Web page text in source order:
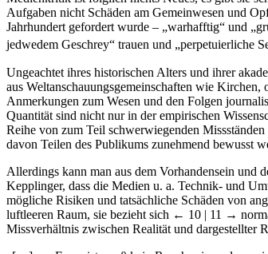
Aufgaben nicht Schäden am Gemeinwesen und
Jahrhundert gefordert wurde – „warhafftig“ und
jedwedem Geschrey“ trauen und „perpetuierliche
Ungeachtet ihres historischen Alters und ihrer
aus Weltanschauungsgemeinschaften wie
Anmerkungen zum Wesen und den Folgen
Quantität sind nicht nur in der empirischen
Reihe von zum Teil schwerwiegenden
davon Teilen des Publikums zunehmend bewusst
Allerdings kann man aus dem Vorhandensein und
Kepplinger, dass die Medien u. a. Technik- und
mögliche Risiken und tatsächliche Schäden von
luftleeren Raum, sie bezieht sich ← 10 | 11 →
Missverhältnis zwischen Realität und dargestellter